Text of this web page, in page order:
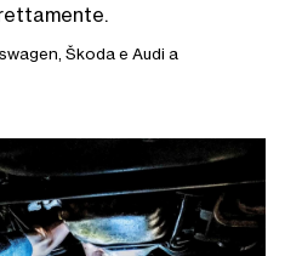
Škoda e Audi a